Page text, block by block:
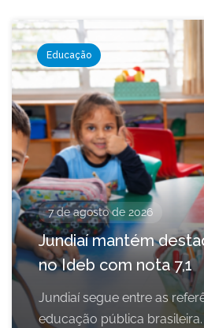
Educação
7 de agosto de 2026
Jundiaí mantém
no Ideb com nota 7,1
Jundiaí segue entre as
educação pública